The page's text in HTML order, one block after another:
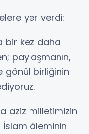
yer verdi:
bir kez daha
paylaşmanın,
gönül birliğinin
aziz milletimizin
İslam âleminin